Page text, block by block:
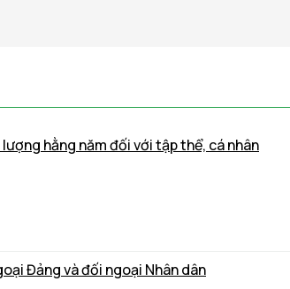
hằng năm đối với tập thể, cá nhân
Đảng và đối ngoại Nhân dân